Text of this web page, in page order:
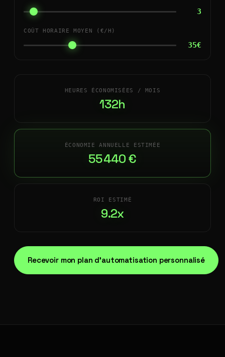
3
COÛT HORAIRE MOYEN (€/H)
35€
HEURES ÉCONOMISÉES / MOIS
132h
ÉCONOMIE ANNUELLE ESTIMÉE
55 440 €
ROI ESTIMÉ
9.2x
Recevoir mon plan d'automatisation personnalisé